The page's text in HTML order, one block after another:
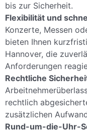
bis zur Sicherheit.
Flexibilität und
Konzerte, Messen
bieten Ihnen
Hannover, die
Anforderungen
Rechtliche
rechtlich
zusätzlichen
Rund-um-die-Uhr-